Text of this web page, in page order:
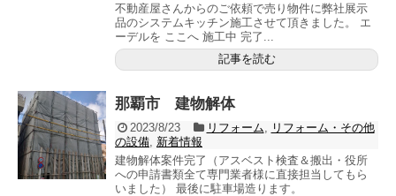
不動産屋さんからのご依頼で売り物件に弊社展示
品のシステムキッチン施工させて頂きました。 エ
ーデルを ここへ 施工中 完了...
記事を読む
那覇市 建物解体
2023/8/23 リフォーム
リフォーム・その他
の設備 新着情報
建物解体案件完了（アスベスト検査＆搬出・役所
への申請書類全て専門業者様に直接担当してもら
いました） 最後に駐車場造ります。